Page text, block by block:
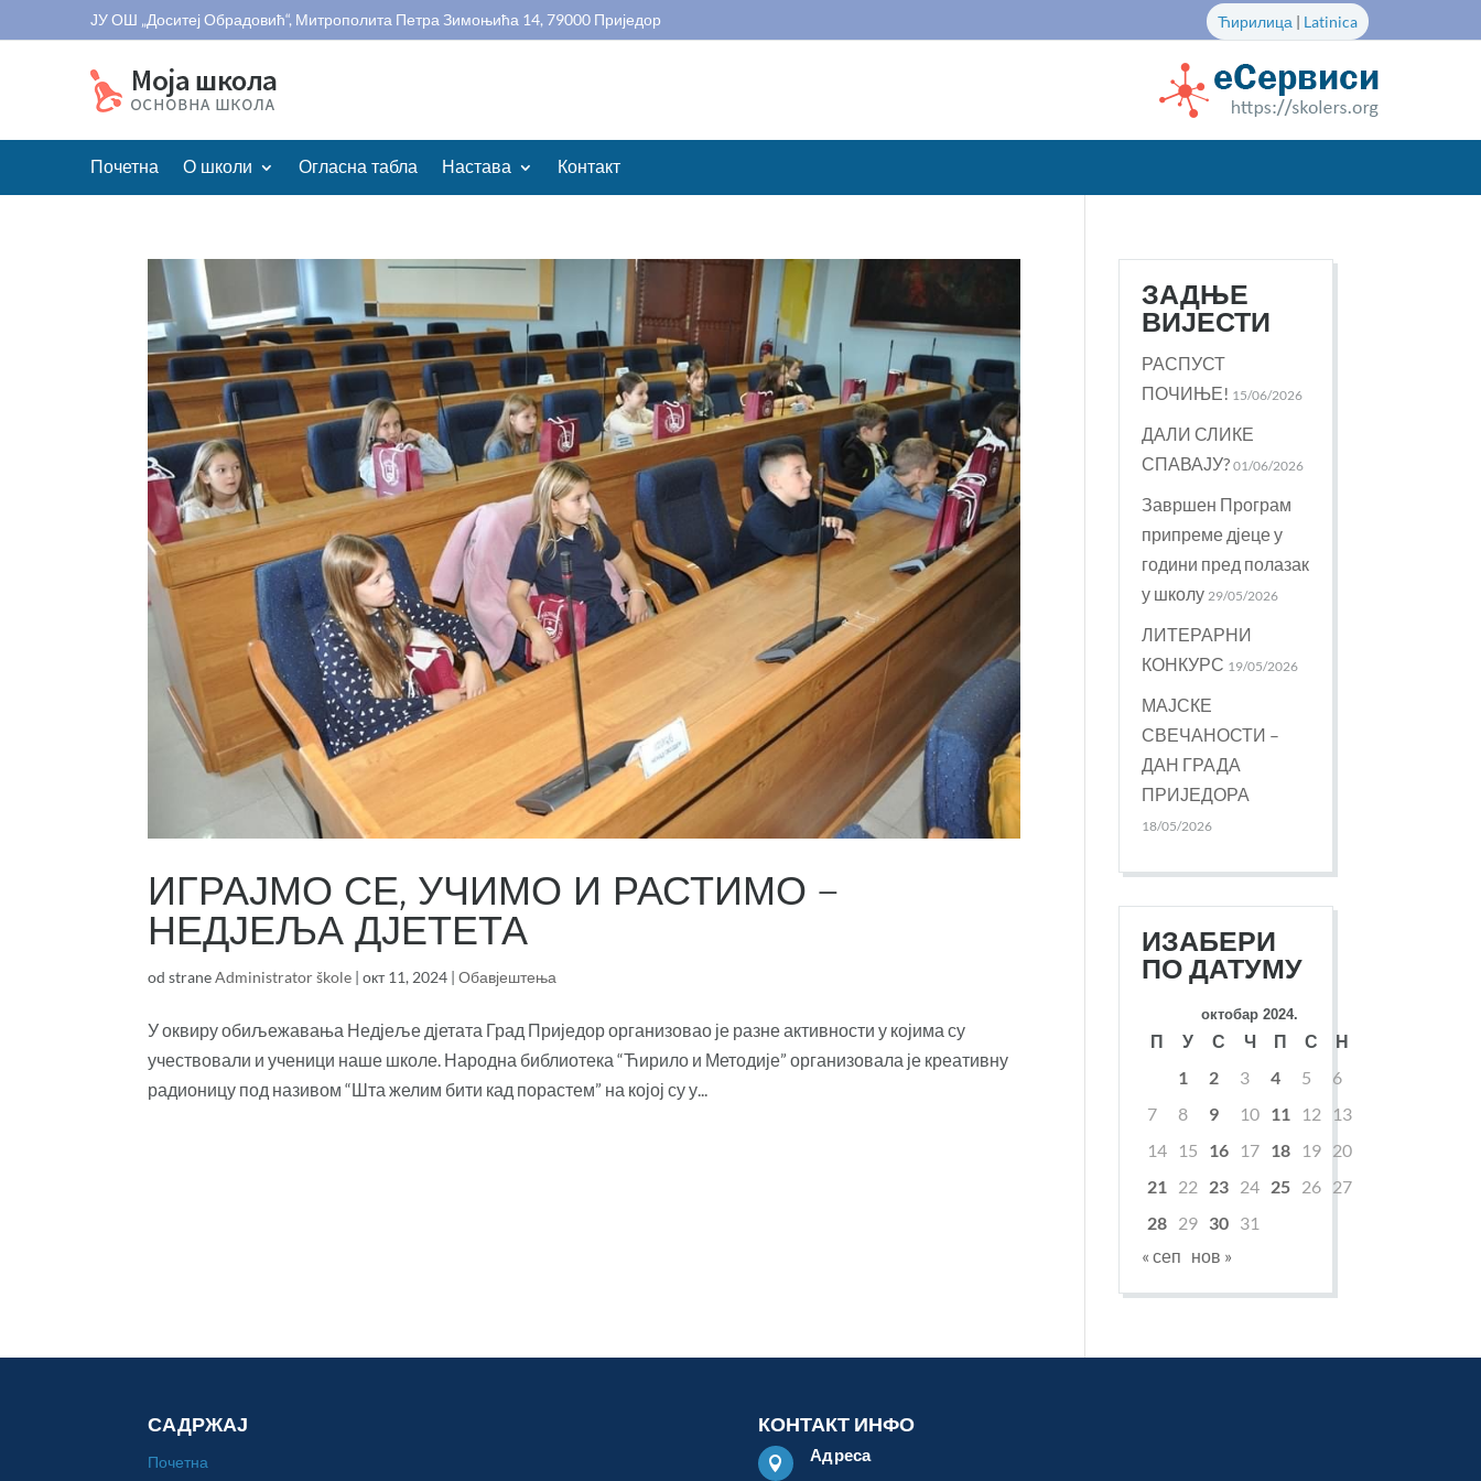
ЈУ ОШ „Доситеј Обрадовић“, Митрополита Петра Зимоњића 14, 79000 Приједор Ћирилица | Latinica
Почетна О школи Огласна табла Настава Контакт
ИГРАЈМО СЕ, УЧИМО И РАСТИМО –
НЕДЈЕЉА ДЈЕТЕТА
od straneAdministrator škole |окт 11, 2024 |Обавјештења
У оквиру обиљежавања Недјеље дјетата Град Приједор организовао је разне активности у којима су
учествовали и ученици наше школе. Народна библиотека “Ћирило и Методије” организовала је креативну
радионицу под називом “Шта желим бити кад порастем” на којој су у...
ЗАДЊЕ
ВИЈЕСТИ
РАСПУСТ
ПОЧИЊЕ! 15/06/2026
ДАЛИ СЛИКЕ
СПАВАЈУ? 01/06/2026
Завршен Програм
припреме дјеце у
години пред полазак
у школу 29/05/2026
ЛИТЕРАРНИ
КОНКУРС 19/05/2026
МАЈСКЕ
СВЕЧАНОСТИ –
ДАН ГРАДА
ПРИЈЕДОРА
18/05/2026
ИЗАБЕРИ
ПО ДАТУМУ
октобар 2024.
П У С Ч П С
Н
1
2 3 4 5
6
7
8 9 10 11 12
13
14
15 16 17 18 19 20
21 22 23 24 25 26 27
28 29 30 31
« сеп нов »
САДРЖАЈ
Почетна
КОНТАКТ ИНФО

Адреса